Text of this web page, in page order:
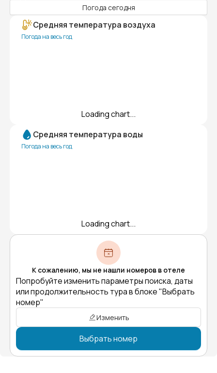
Погода сегодня
Средняя температура воздуха
Погода на весь год
Loading chart...
Средняя температура воды
Погода на весь год
Loading chart...
К сожалению, мы не нашли номеров в отеле
Попробуйте изменить параметры поиска, даты
или продолжительность тура в блоке "Выбрать
номер"
Изменить
Выбрать номер